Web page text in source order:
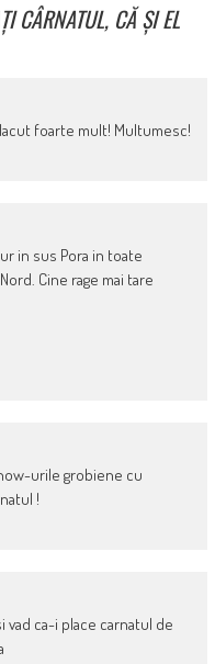
CÂRNATUL, CĂ ȘI EL
foarte mult! Multumesc!
in sus Pora in toate
Cine rage mai tare
urile grobiene cu
!
vad ca-i place carnatul de